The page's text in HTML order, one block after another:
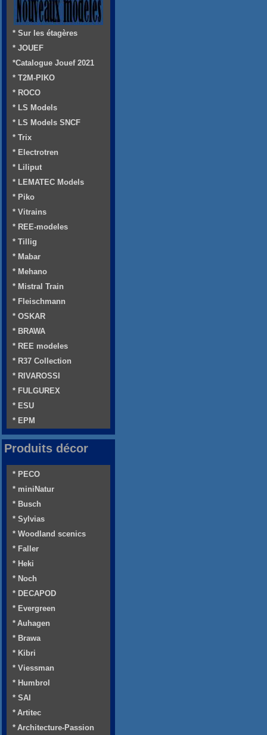
* Sur les étagères
* JOUEF
*Catalogue Jouef 2021
* T2M-PIKO
* ROCO
* LS Models
* LS Models SNCF
* Trix
* Electrotren
* Liliput
* LEMATEC Models
* Piko
* Vitrains
* REE-modeles
* Tillig
* Mabar
* Mehano
* Mistral Train
* Fleischmann
* OSKAR
* BRAWA
* REE modeles
* R37 Collection
* RIVAROSSI
* FULGUREX
* ESU
* EPM
Produits décor
* PECO
* miniNatur
* Busch
* Sylvias
* Woodland scenics
* Faller
* Heki
* Noch
* DECAPOD
* Evergreen
* Auhagen
* Brawa
* Kibri
* Viessman
* Humbrol
* SAI
* Artitec
* Architecture-Passion